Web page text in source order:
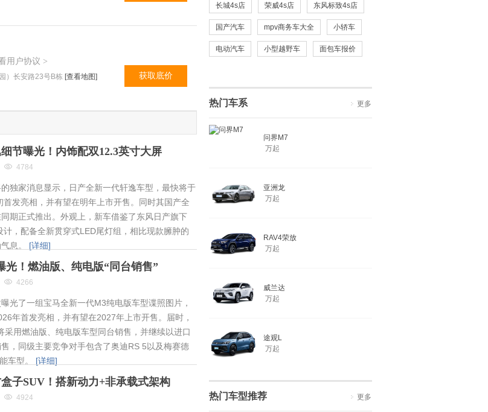
看用户协议 >
）长安路23号B栋 [查看地图]
获取底价
节曝光！内饰配双12.3英寸大屏
4784
独家消息显示，日产全新一代轩逸车型，最快将于
发亮相，并有望在明年上市开售。同时其国产全
期正式推出。外观上，新车借鉴了东风日产旗下
计，配备全新贯穿式LED尾灯组，相比现款臃肿的
息。 [详细]
光！燃油版、纯电版“同台销售”
4266
光了一组宝马全新一代M3纯电版车型谍照图片，
年首发亮相，并有望在2027年上市开售。届时，
采用燃油版、纯电版车型同台销售，并继续以进口
，同级主要竞争对手包含了奥迪RS 5以及梅赛德
车型。 [详细]
盒子SUV！搭新动力+非承载式架构
4924
长城4s店 荣威4s店 东风标致4s店
国产汽车 mpv商务车大全 小轿车
电动汽车 小型越野车 面包车报价
热门车系 更多
问界M7
万起
亚洲龙
万起
RAV4荣放
万起
威兰达
万起
途观L
万起
热门车型推荐 更多